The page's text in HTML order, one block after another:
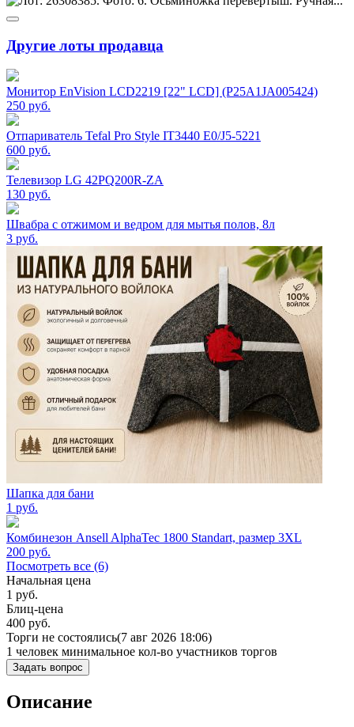
Другие лоты продавца
Монитор EnVision LCD2219 [22" LCD] (P25A1JA005424)
250 руб.
Отпариватель Tefal Pro Style IT3440 E0/J5-5221
600 руб.
Телевизор LG 42PQ200R-ZA
130 руб.
Швабра с отжимом и ведром для мытья полов, 8л
3 руб.
Шапка для бани
1 руб.
Комбинезон Ansell AlphaTec 1800 Standart, размер 3XL
200 руб.
Посмотреть все (6)
Начальная цена
1 руб.
Блиц-цена
400 руб.
Торги не состоялись(7 авг 2026 18:06)
1 человек минимальное кол-во участников торгов
Задать вопрос
Описание